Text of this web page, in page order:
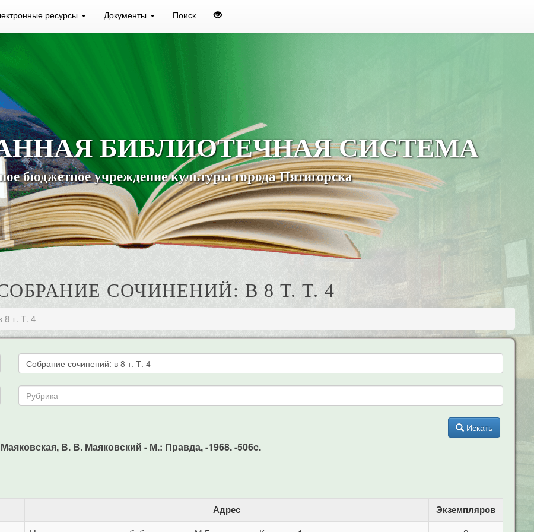
ресурсы Документы Поиск
БИБЛИОТЕЧНАЯ СИСТЕМА
бюджетное учреждение культуры города Пятигорска
СОЧИНЕНИЙ: В 8 Т. Т. 4
8 т. Т. 4
Искать
В. В. Маяковский - М.: Правда, -1968. -506c.
Адрес Экземпляров